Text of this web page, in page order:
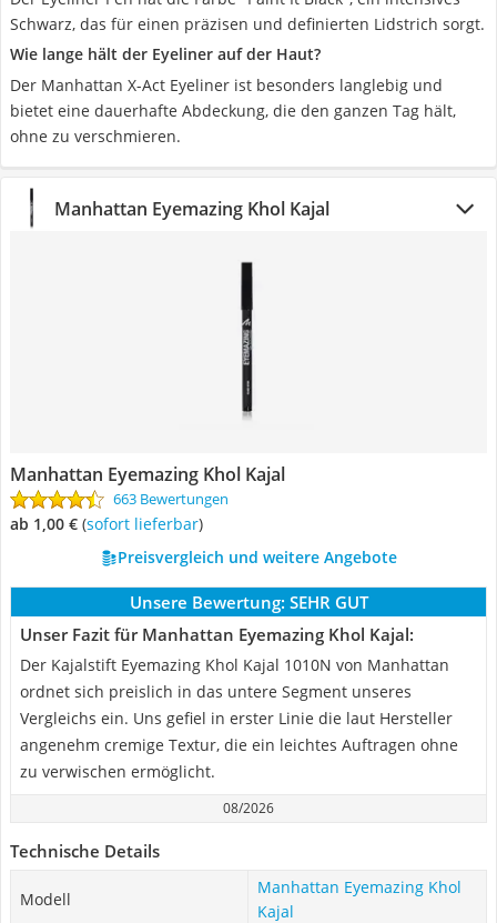
Schwarz, das für einen präzisen und definierten Lidstrich sorgt.
Wie lange hält der Eyeliner auf der Haut?
Der Manhattan X-Act Eyeliner ist besonders langlebig und
bietet eine dauerhafte Abdeckung, die den ganzen Tag hält,
ohne zu verschmieren.
Manhattan Eyemazing Khol Kajal
Manhattan Eyemazing Khol Kajal
663 Bewertungen
ab 1,00 € ( Sofort lieferbar)
Preisvergleich und weitere Angebote
Unsere Bewertung: SEHR GUT
Unser Fazit für Manhattan Eyemazing Khol Kajal:
Der Kajalstift Eyemazing Khol Kajal 1010N von Manhattan
ordnet sich preislich in das untere Segment unseres
Vergleichs ein. Uns gefiel in erster Linie die laut Hersteller
angenehm cremige Textur, die ein leichtes Auftragen ohne
zu verwischen ermöglicht.
08/2026
Technische Details
Modell
Manhattan Eyemazing Khol
Kajal